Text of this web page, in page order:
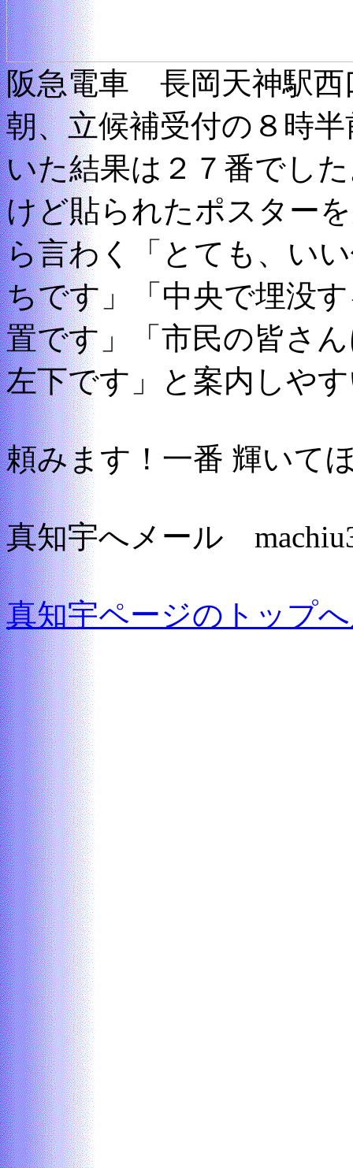
阪急電車 長岡天神駅西
朝、立候補受付の８時
いた結果は２７番でし
けど貼られたポスター
ら言わく「とても、い
ちです」「中央で埋没
置です」「市民の皆さ
左下です」と案内しや
頼みます！一番 輝いて
真知宇へメール
真知宇ページのトップ